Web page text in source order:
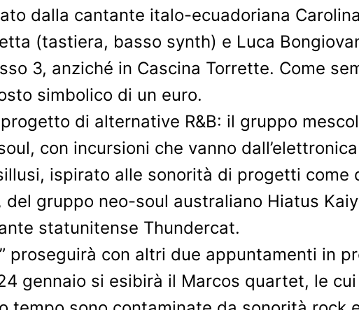
dalla cantante italo-ecuadoriana
(tastiera, basso synth) e Luca
3, anziché in Cascina Torrette. Come
simbolico di un euro.
di alternative R&B: il gruppo
con incursioni che vanno
ispirato alle sonorità di progetti come
del gruppo neo-soul australiano Hiatus
statunitense Thundercat.
proseguirà con altri due appuntamenti in
gennaio si esibirà il Marcos quartet, le